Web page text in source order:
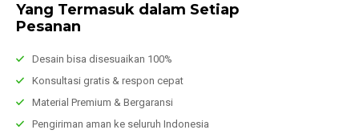
Yang Termasuk dalam Setiap
Pesanan
Desain bisa disesuaikan 100%
Konsultasi gratis & respon cepat
Material Premium & Bergaransi
Pengiriman aman ke seluruh Indonesia